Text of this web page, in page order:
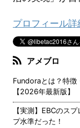
プロフィール
アメブロ
Fundoraとは？特徴
【2026年最新版】
【実測】EBCのス
プ水準だった！